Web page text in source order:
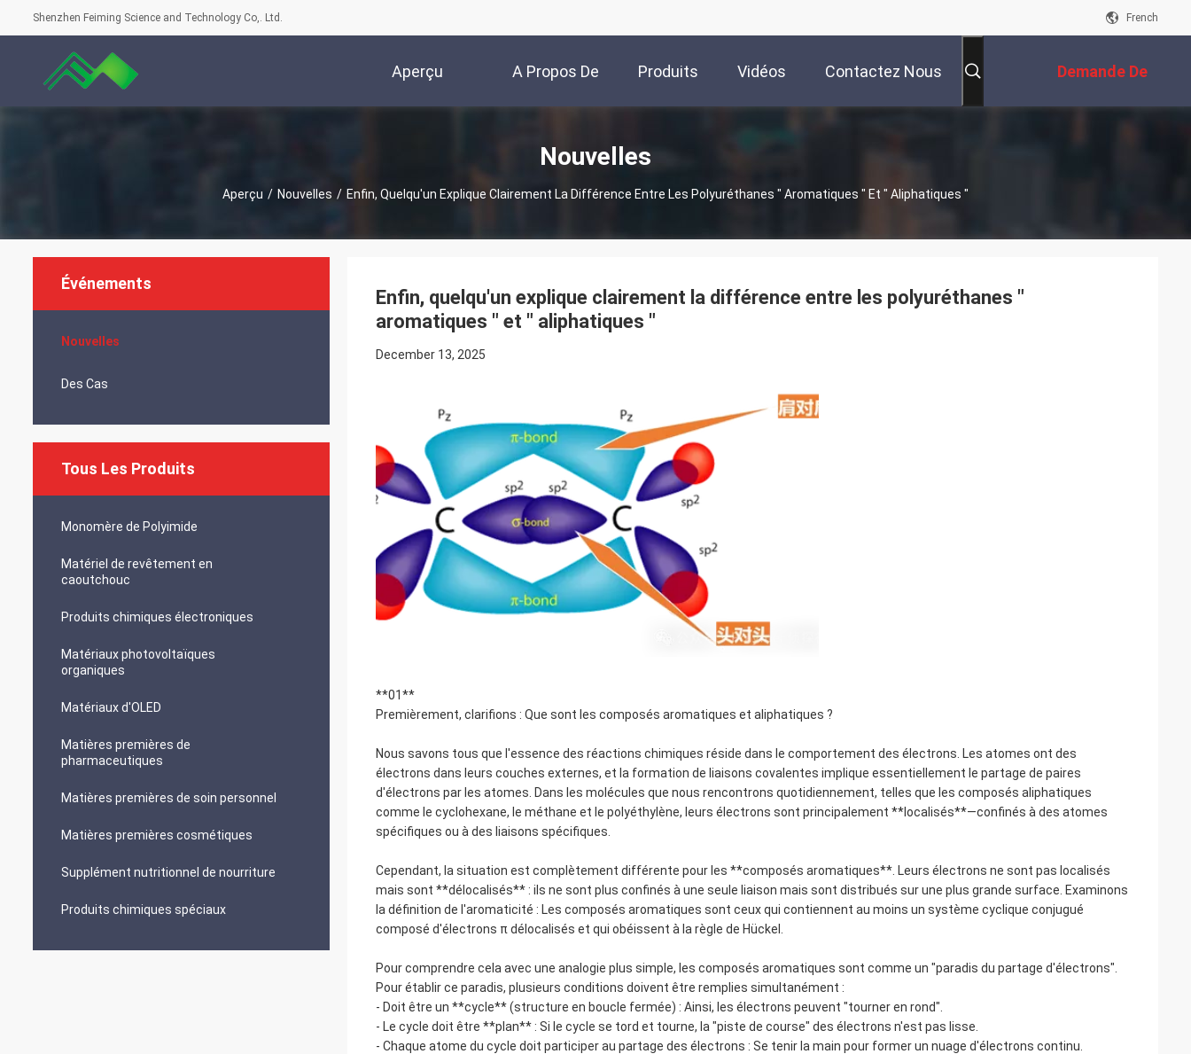
Shenzhen Feiming Science and Technology Co,. Ltd. French
Aperçu A Propos De Produits Vidéos Contactez Nous Demande De
Soumission
Nouvelles
Aperçu / Nouvelles / Enfin, Quelqu'un Explique Clairement La Différence Entre Les Polyuréthanes " Aromatiques " Et " Aliphatiques "
Événements
Nouvelles
Des Cas
Tous Les Produits
Monomère de Polyimide
Matériel de revêtement en
caoutchouc
Produits chimiques électroniques
Matériaux photovoltaïques
organiques
Matériaux d'OLED
Matières premières de
pharmaceutiques
Matières premières de soin personnel
Matières premières cosmétiques
Supplément nutritionnel de nourriture
Produits chimiques spéciaux
Enfin, quelqu'un explique clairement la différence entre les polyuréthanes "
aromatiques " et " aliphatiques "
December 13, 2025
**01**
Premièrement, clarifions : Que sont les composés aromatiques et aliphatiques ?
Nous savons tous que l'essence des réactions chimiques réside dans le comportement des électrons. Les atomes ont des
électrons dans leurs couches externes, et la formation de liaisons covalentes implique essentiellement le partage de paires
d'électrons par les atomes. Dans les molécules que nous rencontrons quotidiennement, telles que les composés aliphatiques
comme le cyclohexane, le méthane et le polyéthylène, leurs électrons sont principalement **localisés**—confinés à des atomes
spécifiques ou à des liaisons spécifiques.
Cependant, la situation est complètement différente pour les **composés aromatiques**. Leurs électrons ne sont pas localisés
mais sont **délocalisés** : ils ne sont plus confinés à une seule liaison mais sont distribués sur une plus grande surface. Examinons
la définition de l'aromaticité : Les composés aromatiques sont ceux qui contiennent au moins un système cyclique conjugué
composé d'électrons π délocalisés et qui obéissent à la règle de Hückel.
Pour comprendre cela avec une analogie plus simple, les composés aromatiques sont comme un "paradis du partage d'électrons".
Pour établir ce paradis, plusieurs conditions doivent être remplies simultanément :
- Doit être un **cycle** (structure en boucle fermée) : Ainsi, les électrons peuvent "tourner en rond".
- Le cycle doit être **plan** : Si le cycle se tord et tourne, la "piste de course" des électrons n'est pas lisse.
- Chaque atome du cycle doit participer au partage des électrons : Se tenir la main pour former un nuage d'électrons continu.